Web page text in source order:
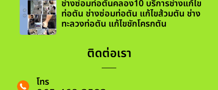
ช่างซ่อมท่อตันคลอง10 บริการช่างแก้ไข
ท่อตัน ช่างซ่อมท่อตัน แก้ไขส้วมตัน ช่าง
ทะลวงท่อตัน แก้ไขชักโครกตัน
ติดต่อเรา
โทร